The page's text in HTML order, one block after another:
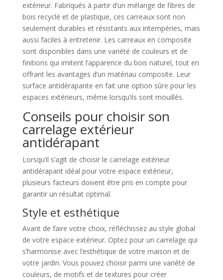
extérieur. Fabriqués à partir d’un mélange de fibres de
bois recyclé et de plastique, ces carreaux sont non
seulement durables et résistants aux intempéries, mais
aussi faciles à entretenir. Les carreaux en composite
sont disponibles dans une variété de couleurs et de
finitions qui imitent l’apparence du bois naturel, tout en
offrant les avantages d’un matériau composite. Leur
surface antidérapante en fait une option sûre pour les
espaces extérieurs, même lorsqu’ils sont mouillés.
Conseils pour choisir son
carrelage extérieur
antidérapant
Lorsqu’il s’agit de choisir le carrelage extérieur
antidérapant idéal pour votre espace extérieur,
plusieurs facteurs doivent être pris en compte pour
garantir un résultat optimal.
Style et esthétique
Avant de faire votre choix, réfléchissez au style global
de votre espace extérieur. Optez pour un carrelage qui
s’harmonise avec l’esthétique de votre maison et de
votre jardin. Vous pouvez choisir parmi une variété de
couleurs, de motifs et de textures pour créer